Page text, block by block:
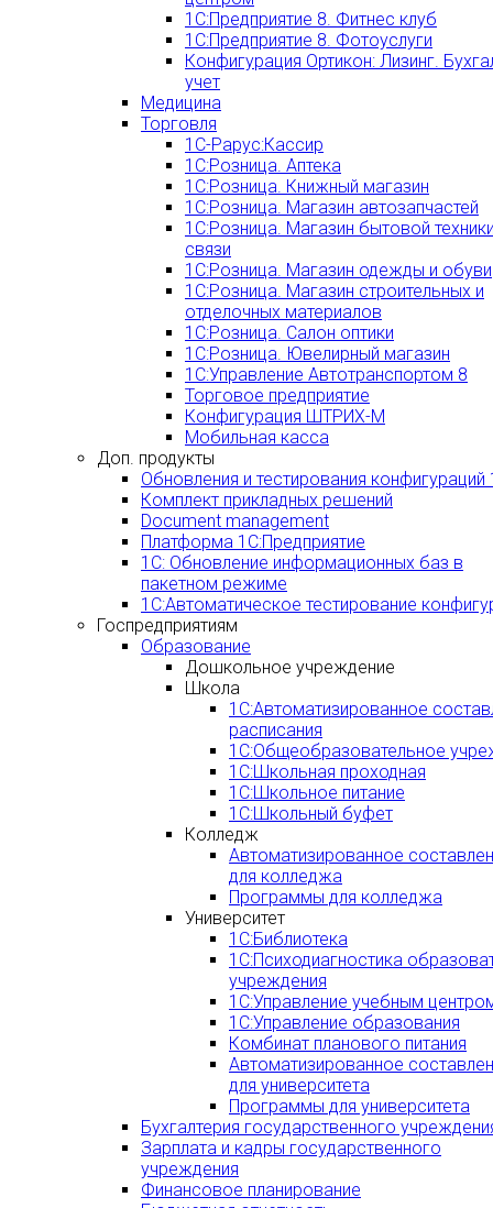
1С:Предприятие 8. Фитнес клуб
1С:Предприятие 8. Фотоуслуги
Конфигурация Ортикон: Лизинг.
учет
Медицина
Торговля
1С-Рарус:Кассир
1С:Розница. Аптека
1С:Розница. Книжный магазин
1С:Розница. Магазин автозапчастей
1С:Розница. Магазин бытовой
связи
1С:Розница. Магазин одежды и обуви
1С:Розница. Магазин строительных и
отделочных материалов
1С:Розница. Салон оптики
1С:Розница. Ювелирный магазин
1С:Управление Автотранспортом 8
Торговое предприятие
Конфигурация ШТРИХ-М
Мобильная касса
Доп. продукты
Обновления и тестирования конфигураций
Комплект прикладных решений
Document management
Платформа 1С:Предприятие
1С: Обновление информационных баз в
пакетном режиме
1С:Автоматическое тестирование
Госпредприятиям
Образование
Дошкольное учреждение
Школа
1С:Автоматизированное
расписания
1С:Общеобразовательное
1С:Школьная проходная
1С:Школьное питание
1С:Школьный буфет
Колледж
Автоматизированное
для колледжа
Программы для колледжа
Университет
1С:Библиотека
1С:Психодиагностика
учреждения
1С:Управление учебным
1С:Управление образования
Комбинат планового питания
Автоматизированное
для университета
Программы для университета
Бухгалтерия государственного
Зарплата и кадры государственного
учреждения
Финансовое планирование